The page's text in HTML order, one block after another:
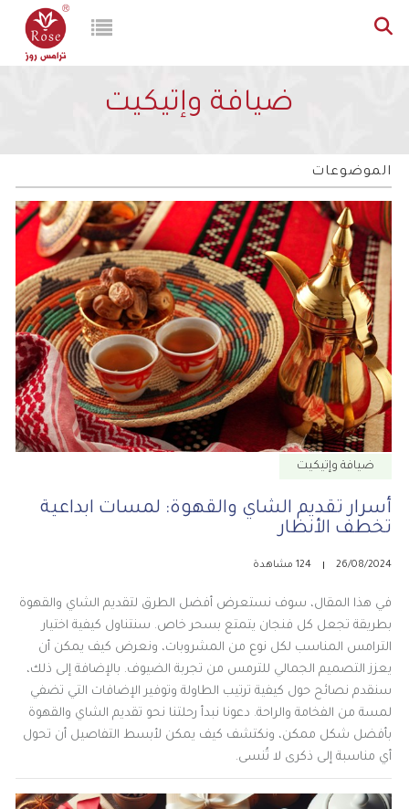
ضيافة وإتيكيت
الموضوعات
ضيافة وإتيكيت
أسرار تقديم الشاي والقهوة: لمسات ابداعية
تخطف الأنظار
26/08/2024 124 مشاهدة
في هذا المقال، سوف نستعرض أفضل الطرق لتقديم الشاي والقهوة
بطريقة تجعل كل فنجان يتمتع بسحر خاص. سنتناول كيفية اختيار
الترامس المناسب لكل نوع من المشروبات، ونعرض كيف يمكن أن
يعزز التصميم الجمالي للترمس من تجربة الضيوف. بالإضافة إلى ذلك،
سنقدم نصائح حول كيفية ترتيب الطاولة وتوفير الإضافات التي تضفي
لمسة من الفخامة والراحة. دعونا نبدأ رحلتنا نحو تقديم الشاي والقهوة
بأفضل شكل ممكن، ونكتشف كيف يمكن لأبسط التفاصيل أن تحول
أي مناسبة إلى ذكرى لا تُنسى.